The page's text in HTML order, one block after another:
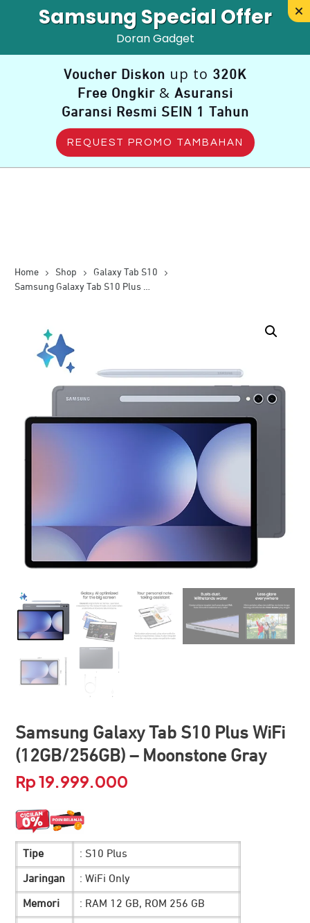
Home Shop
Galaxy Tab S10
Samsung Galaxy Tab S10 Plus WiFi (12GB/256GB) – Moonstone Gray
Samsung Galaxy Tab S10 Plus WiFi
(12GB/256GB) – Moonstone Gray
Rp19.999.000
Tipe : S10 Plus
Jaringan : WiFi Only
Memori : RAM 12 GB, ROM 256 GB
Samsung Special Offer
Doran Gadget
Voucher Diskon up to 320K
Free Ongkir& Asuransi
Garansi Resmi SEIN 1 Tahun
REQUEST PROMO TAMBAHAN